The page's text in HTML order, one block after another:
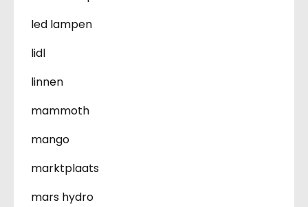
led lampen
lidl
linnen
mammoth
mango
marktplaats
mars hydro